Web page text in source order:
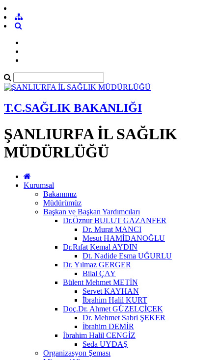
T.C.SAĞLIK BAKANLIĞI
ŞANLIURFA İL SAĞLIK
MÜDÜRLÜĞÜ
Kurumsal
Bakanımız
Müdürümüz
Başkan ve Başkan Yardımcıları
Dr.Öznur BULUT GAZANFER
Dr. Murat MANCI
Mesut HAMİDANOĞLU
Dr.Rıfat Kemal AYDIN
Dt. Nadide Esma UĞURLU
Dr. Yılmaz GERGER
Bilal ÇAY
Bülent Mehmet METİN
Servet KAYHAN
İbrahim Halil KURT
Doç.Dr. Ahmet GÜZELÇİÇEK
Dr. Mehmet Sabri ŞEKER
İbrahim DEMİR
İbrahim Halil CENGİZ
Seda UYDAŞ
Organizasyon Şeması